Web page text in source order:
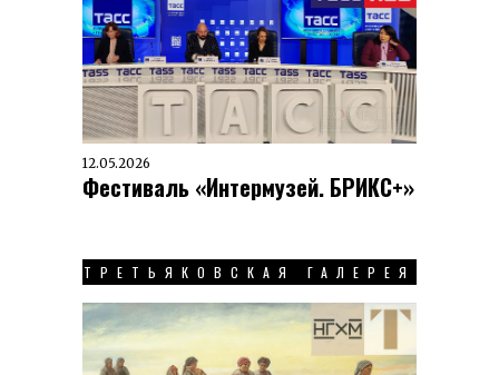
12.05.2026
Фестиваль «Интермузей. БРИКС+»
ТРЕТЬЯКОВСКАЯ ГАЛЕРЕЯ